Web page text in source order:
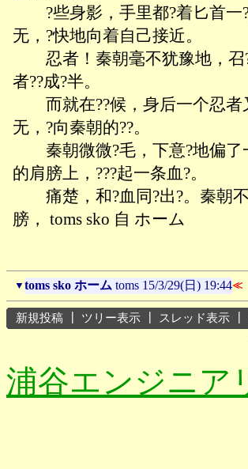
?些身影，手里都?着匕首一?
无，?快地向着自己接近。
忍者！秦朝毫不犹豫地，召
者??成?半。
而就在??候，身后一个忍者
无，?向秦朝的??。
秦朝微微?毛，下意?地偏了
的肩膀上，???起一条血?。
痛楚，和?血同?出?。秦朝
膀， toms sko 自 ホーム
▼ toms sko ホーム toms 15/3/29(日) 19:44≪
新規投稿 ツリー表示 スレッド表示
浦谷エンジニア